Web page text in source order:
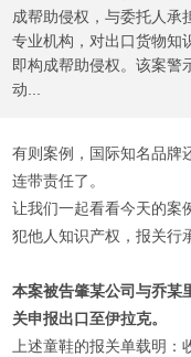
成帮助侵权，与委托人承
专业机构，对出口货物知
即构成帮助侵权。该案警
动...
有则案例，国际知名品牌
连带责任了。
让我们一起看看今天的案
犯他人知识产权，报关行
本案被告肇某公司与乔某
关申报出口至伊拉克。
上述童鞋的报关单载明